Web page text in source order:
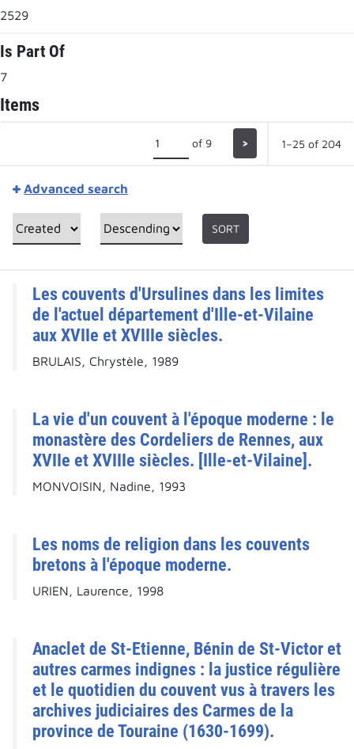
2529
Is Part Of
7
Items
of 9 > 1–25 of 204
Advanced search
SORT
Les couvents d'Ursulines dans les limites
de l'actuel département d'Ille-et-Vilaine
aux XVIIe et XVIIIe siècles.
BRULAIS, Chrystèle, 1989
La vie d'un couvent à l'époque moderne : le
monastère des Cordeliers de Rennes, aux
XVIIe et XVIIIe siècles. [Ille-et-Vilaine].
MONVOISIN, Nadine, 1993
Les noms de religion dans les couvents
bretons à l'époque moderne.
URIEN, Laurence, 1998
Anaclet de St-Etienne, Bénin de St-Victor et
autres carmes indignes : la justice régulière
et le quotidien du couvent vus à travers les
archives judiciaires des Carmes de la
province de Touraine (1630-1699).